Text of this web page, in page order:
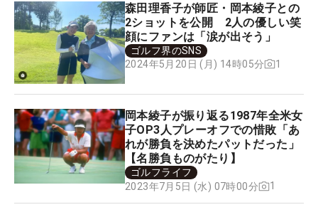
森田理香子が師匠・岡本綾子との
2ショットを公開 2人の優しい笑
顔にファンは「涙が出そう」
ゴルフ界のSNS
2024年5月20日 (月) 14時05分
1
岡本綾子が振り返る1987年全米女
子OP3人プレーオフでの惜敗「あ
れが勝負を決めたパットだった」
【名勝負ものがたり】
ゴルフライフ
2023年7月5日 (水) 07時00分
1